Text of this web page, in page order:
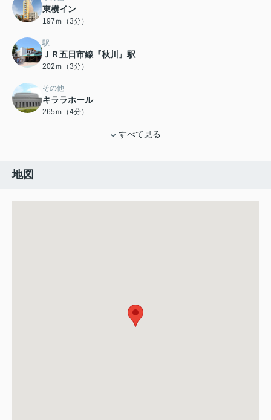
東横イン
197ｍ（3分）
駅
ＪＲ五日市線『秋川』駅
202ｍ（3分）
その他
キララホール
265ｍ（4分）
すべて見る
地図